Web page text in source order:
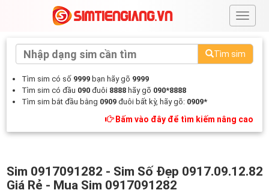
#
Tìm sim
Tìm sim có số 9999 bạn hãy gõ 9999
Tìm sim có đầu 090 đuôi 8888 hãy gõ 090*8888
Tìm sim bắt đầu bằng 0909 đuôi bất kỳ, hãy gõ: 0909*
Bấm vào đây để tìm kiếm nâng cao
Sim 0917091282 - Sim Số Đẹp 0917.09.12.82
Giá Rẻ - Mua Sim 0917091282